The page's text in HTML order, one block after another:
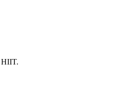
HIIT.